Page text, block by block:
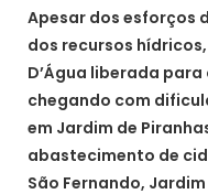
Apesar dos esforços
dos recursos
D’Água liberada
chegando com
em Jardim de
abastecimento de
São Fernando,